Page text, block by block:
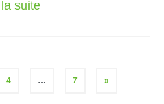
suite­­
4 … 7 »